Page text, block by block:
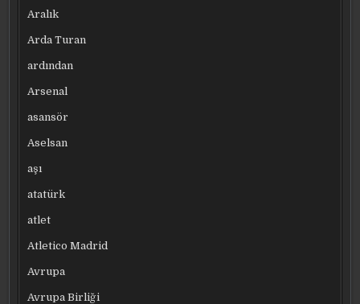
Aralık
Arda Turan
ardından
Arsenal
asansör
Aselsan
aşı
atatürk
atlet
Atletico Madrid
Avrupa
Avrupa Birliği